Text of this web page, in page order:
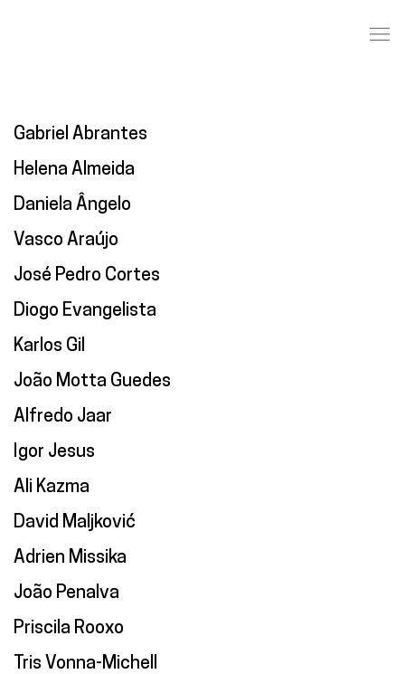
Gabriel Abrantes
Helena Almeida
Daniela Ângelo
Vasco Araújo
José Pedro Cortes
Diogo Evangelista
Karlos Gil
João Motta Guedes
Alfredo Jaar
Igor Jesus
Ali Kazma
David Maljković
Adrien Missika
João Penalva
Priscila Rooxo
Tris Vonna-Michell